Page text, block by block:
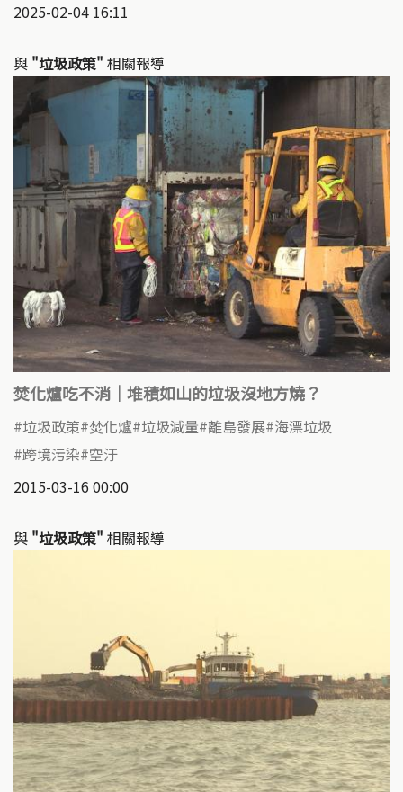
2025-02-04 16:11
與 "垃圾政策" 相關報導
焚化爐吃不消｜堆積如山的垃圾沒地方燒？
垃圾政策 焚化爐 垃圾減量 離島發展 海漂垃圾
跨境污染 空汙
2015-03-16 00:00
與 "垃圾政策" 相關報導